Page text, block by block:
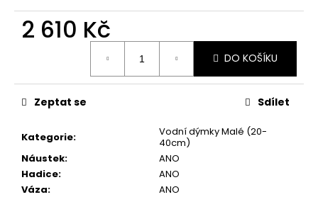
2 610 Kč
DO KOŠÍKU
Kategorie:
Vodní dýmky Malé (20-
40cm)
Náustek:
ANO
Hadice:
ANO
Váza:
ANO
Zeptat se Sdílet
o
p
u
č
u
e
m
e